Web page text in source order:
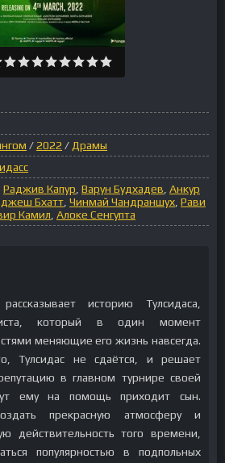
/2022 / Драмы
Раджив Капур Варун Будхадев Анкур
Бхатт Чинмай Чандраншух Рави
Камил Алоке Сенгупта
историю Тулсидаса,
который в один момент
меняющие его жизнь навсегда.
Тулсидас не сдаётся, и решает
в главном турнире своей
ему на помощь приходит сын.
прекрасную атмосферу и
действительность того времени,
популярностью в подпольных